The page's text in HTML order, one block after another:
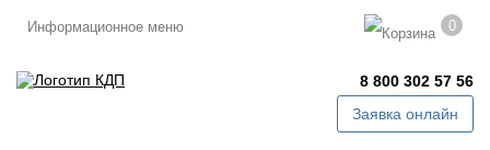
Информационное меню 0
8 800 302 57 56
Заявка онлайн